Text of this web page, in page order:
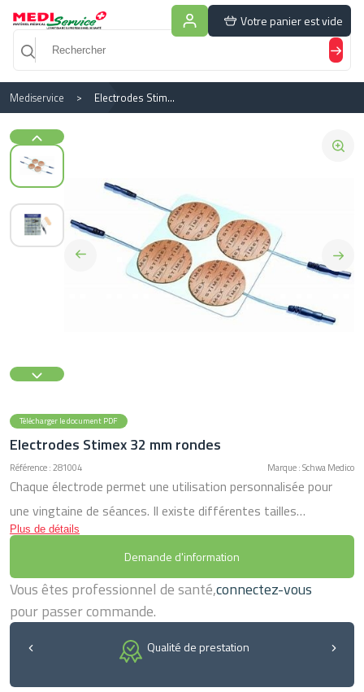
Votre panier est vide
Mediservice Electrodes Stimex 32 Mm Rondes
Télécharger le document PDF
Electrodes Stimex 32 mm rondes
Référence : 281004 Marque : Schwa Medico
Chaque électrode permet une utilisation personnalisée pour
une vingtaine de séances. Il existe différentes tailles
d'électrodes: > Rondes , qui sont plus généralement utilisées
pour les bras et les jambes; > Rectangulaires, qui sont plus
généralement utilisées pour les abdominaux, les cuisses, les
fesses et le dos. Afin de conserver une bonne observance du
traitement par neurostimulation, ces électrodes doivent être
changées régulièrement. Elles sont disponibles uniquement à la
vente.
Plus de détails
Demande d'information
Vous êtes professionnel de santé,connectez-vous
pour passer commande.
Qualité de prestation
Panneau de gestion des cookies